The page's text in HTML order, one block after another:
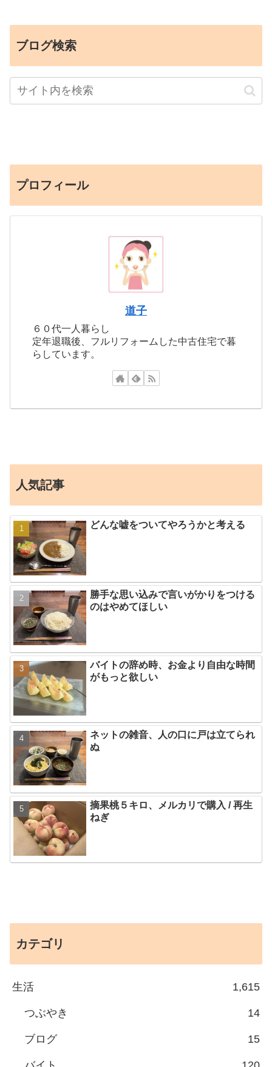
ブログ検索
プロフィール
道子
６０代一人暮らし
定年退職後、フルリフォームした中古住宅で暮
らしています。
人気記事
どんな嘘をついてやろうかと考える
勝手な思い込みで言いがかりをつける
のはやめてほしい
バイトの辞め時、お金より自由な時間
がもっと欲しい
ネットの雑音、人の口に戸は立てられ
ぬ
摘果桃５キロ、メルカリで購入 / 再生
ねぎ
カテゴリ
生活 1,615
つぶやき 14
ブログ 15